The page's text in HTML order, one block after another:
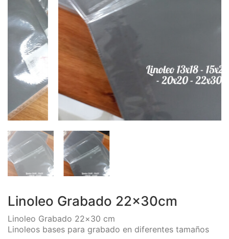
Linoleo Grabado 22x30cm
Linoleo Grabado 22×30 cm
Linoleos bases para grabado en diferentes tamaños